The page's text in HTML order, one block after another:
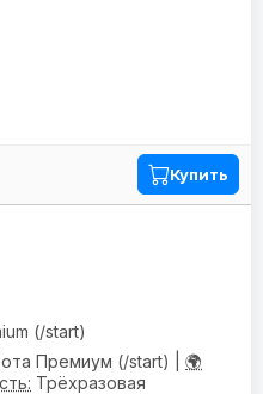
Купить
(/start)
Премиум (/start) | 🌍
Трёхразовая